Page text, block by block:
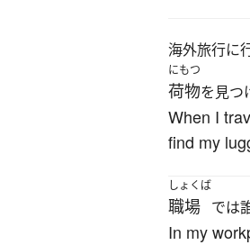
海外旅行に
にもつ
荷物を見つ
When I
find my
しょくば
職場 では
In my